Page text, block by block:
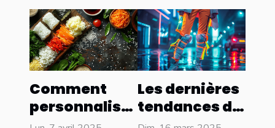
Comment
personnaliser
Les dernières
tendances de